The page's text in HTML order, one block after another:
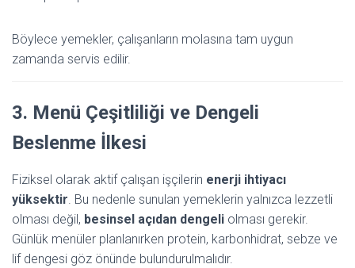
Böylece yemekler, çalışanların molasına tam uygun
zamanda servis edilir.
3. Menü Çeşitliliği ve Dengeli
Beslenme İlkesi
Fiziksel olarak aktif çalışan işçilerin enerji ihtiyacı
yüksektir. Bu nedenle sunulan yemeklerin yalnızca lezzetli
olması değil, besinsel açıdan dengeli olması gerekir.
Günlük menüler planlanırken protein, karbonhidrat, sebze ve
lif dengesi göz önünde bulundurulmalıdır.